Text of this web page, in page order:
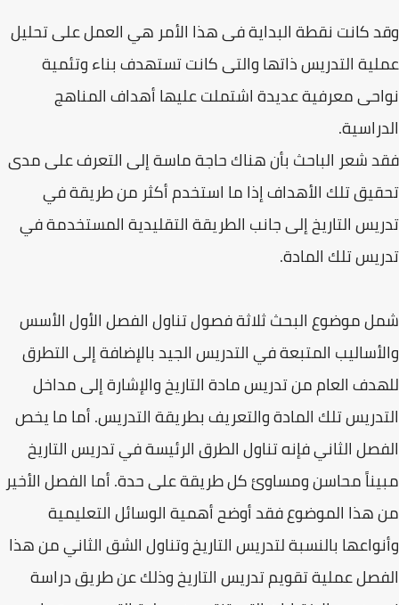
وقد كانت نقطة البداية فى هذا الأمر هي العمل على تحليل
عملية التدريس ذاتها والتى كانت تستهدف بناء وتئمية
نواحى معرفية عديدة اشتملت عليها أهداف المناهج
الدراسية.
فقد شعر الباحث بأن هناك حاجة ماسة إلى التعرف على مدى
تحقيق تلك الأهداف إذا ما استخدم أكثر من طريقة في
تدريس التاريخ إلى جانب الطريقة التقليدية المستخدمة في
تدريس تلك المادة.
شمل موضوع البحث ثلاثة فصول تناول الفصل الأول الأسس
والأساليب المتبعة في التدريس الجيد بالإضافة إلى التطرق
للهدف العام من تدريس مادة التاريخ والإشارة إلى مداخل
التدريس تلك المادة والتعريف بطريقة التدريس. أما ما يخص
الفصل الثاني فإنه تناول الطرق الرئيسة في تدريس التاريخ
مبيناً محاسن ومساوئ كل طريقة على حدة. أما الفصل الأخير
من هذا الموضوع فقد أوضح أهمية الوسائل التعليمية
وأنواعها بالنسبة لتدريس التاريخ وتناول الشق الثاني من هذا
الفصل عملية تقويم تدريس التاريخ وذلك عن طريق دراسة